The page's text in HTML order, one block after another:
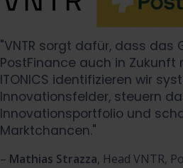
"VNTR sorgt dafür, dass das
PostFinance auch in Zukunft
ITONICS identifizieren wir
Innovationsfelder, steuern
Innovationsportfolio und
Marktchancen."
– Mathias Strazza, Head VNTR,